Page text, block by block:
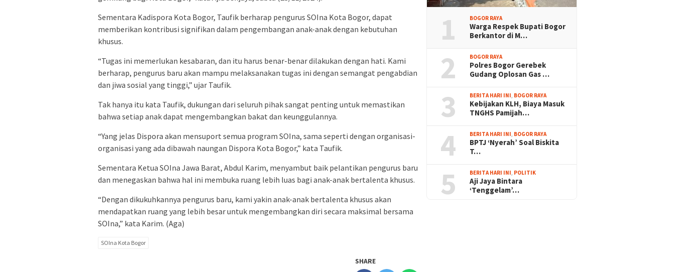
Sementara Kadispora Kota Bogor, Taufik berharap pengurus SOIna Kota Bogor, dapat
memberikan kontribusi signifikan dalam pengembangan anak-anak dengan kebutuhan
khusus.
“Tugas ini memerlukan kesabaran, dan itu harus benar-benar dilakukan dengan hati. Kami
berharap, pengurus baru akan mampu melaksanakan tugas ini dengan semangat pengabdian
dan jiwa sosial yang tinggi,” ujar Taufik.
Tak hanya itu kata Taufik, dukungan dari seluruh pihak sangat penting untuk memastikan
bahwa setiap anak dapat mengembangkan bakat dan keunggulannya.
“Yang jelas Dispora akan mensuport semua program SOIna, sama seperti dengan organisasi-
organisasi yang ada dibawah naungan Dispora Kota Bogor,” kata Taufik.
Sementara Ketua SOIna Jawa Barat, Abdul Karim, menyambut baik pelantikan pengurus baru
dan menegaskan bahwa hal ini membuka ruang lebih luas bagi anak-anak bertalenta khusus.
“Dengan dikukuhkannya pengurus baru, kami yakin anak-anak bertalenta khusus akan
mendapatkan ruang yang lebih besar untuk mengembangkan diri secara maksimal bersama
SOIna,” kata Karim. (Aga)
SOIna Kota Bogor
SHARE
1 BOGOR RAYA
Warga Respek Bupati Bogor
Berkantor di M…
2 BOGOR RAYA
Polres Bogor Gerebek
Gudang Oplosan Gas …
3 BERITA HARI INI, BOGOR RAYA
Kebijakan KLH, Biaya Masuk
TNGHS Pamijah…
4 BERITA HARI INI, BOGOR RAYA
BPTJ ‘Nyerah’ Soal Biskita
T…
5 BERITA HARI INI, POLITIK
Aji Jaya Bintara
‘Tenggelam’…